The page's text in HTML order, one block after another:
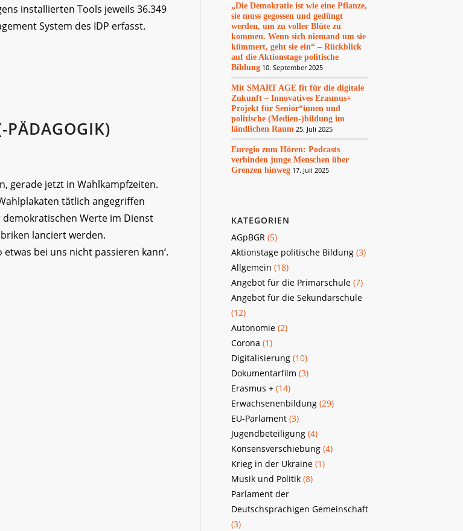
installierten Tools jeweils 36.349
System des IDP erfasst.
PÄDAGOGIK)
gerade jetzt in Wahlkampfzeiten.
tätlich angegriffen
Werte im Dienst
lanciert werden.
bei uns nicht passieren kann‘.
„Die Demokratie ist wie eine Pflanze,
sie muss gegossen und gedüngt
werden, um zu voller Blüte zu
kommen. Wenn sich niemand um sie
kümmert, geht sie ein“ – Rückblick
auf die Aktionstage politische
Bildung 10. September 2025
Mit SMART AGE fit für die digitale
Zukunft – Innovatives Erasmus+
Projekt für Senior*innen und
politische (Medien-)bildung im
ländlichen Raum 25. Juli 2025
Euregio zum Hören: Podcasts
verbinden junge Menschen über
Grenzen hinweg 17. Juli 2025
KATEGORIEN
AGpBGR(5)
Aktionstage politische Bildung(3)
Allgemein (18)
Angebot für die Primarschule(7)
Angebot für die Sekundarschule
(12)
Autonomie(2)
Corona (1)
Digitalisierung(10)
Dokumentarfilm (3)
Erasmus +(14)
Erwachsenenbildung(29)
EU-Parlament(3)
Jugendbeteiligung(4)
Konsensverschiebung(4)
Krieg in der Ukraine(1)
Musik und Politik(8)
Parlament der
Deutschsprachigen Gemeinschaft
(3)